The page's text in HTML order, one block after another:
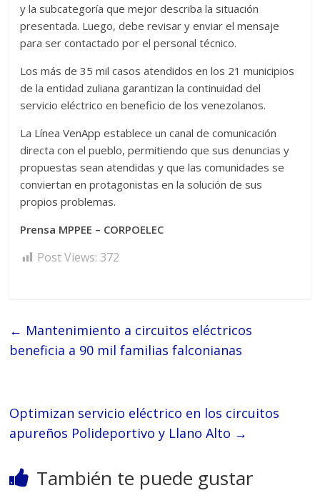
y la subcategoría que mejor describa la situación
presentada. Luego, debe revisar y enviar el mensaje
para ser contactado por el personal técnico.
Los más de 35 mil casos atendidos en los 21 municipios
de la entidad zuliana garantizan la continuidad del
servicio eléctrico en beneficio de los venezolanos.
La Línea VenApp establece un canal de comunicación
directa con el pueblo, permitiendo que sus denuncias y
propuestas sean atendidas y que las comunidades se
conviertan en protagonistas en la solución de sus
propios problemas.
Prensa MPPEE – CORPOELEC
Post Views: 372
← Mantenimiento a circuitos eléctricos
beneficia a 90 mil familias falconianas
Optimizan servicio eléctrico en los circuitos
apureños Polideportivo y Llano Alto →
También te puede gustar